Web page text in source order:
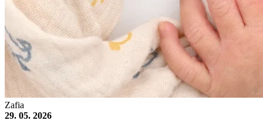
Zafia
29. 05. 2026